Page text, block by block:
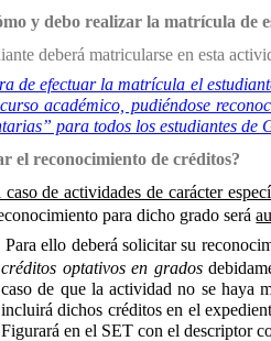
y debo realizar la matrícula de
deberá matricularse en esta
de efectuar la matrícula el
académico, pudiéndose
para todos los estudiantes de
el reconocimiento de créditos?
caso de actividades de carácter
para dicho grado será
Para ello deberá solicitar su
créditos optativos en grados
caso de que la actividad no se haya
incluirá dichos créditos en el
Figurará en el SET con el descriptor